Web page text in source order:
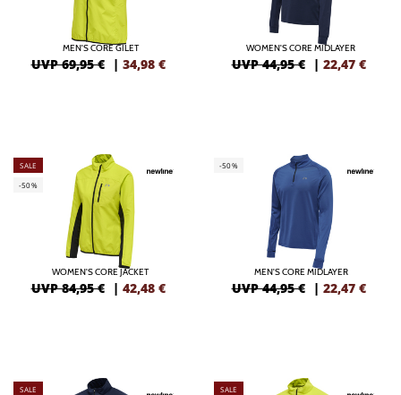
MEN'S CORE GILET
UVP 69,95 € | 34,98 €
WOMEN'S CORE MIDLAYER
UVP 44,95 € | 22,47 €
SALE
-50%
WOMEN'S CORE JACKET
UVP 84,95 € | 42,48 €
-50%
MEN'S CORE MIDLAYER
UVP 44,95 € | 22,47 €
SALE
SALE